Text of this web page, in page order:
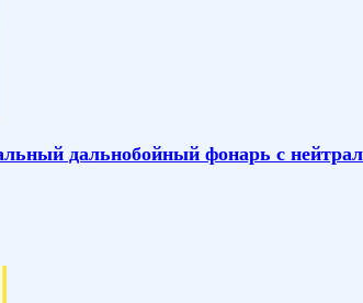
дальнобойный фонарь с